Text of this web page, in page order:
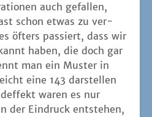
auch gefal­len,
schon etwas zu ver­
öfters pas­siert, dass wir
haben, die doch gar
man ein Mus­ter in
eine 143 dar­stel­len
waren es nur
der Ein­druck ent­ste­hen,